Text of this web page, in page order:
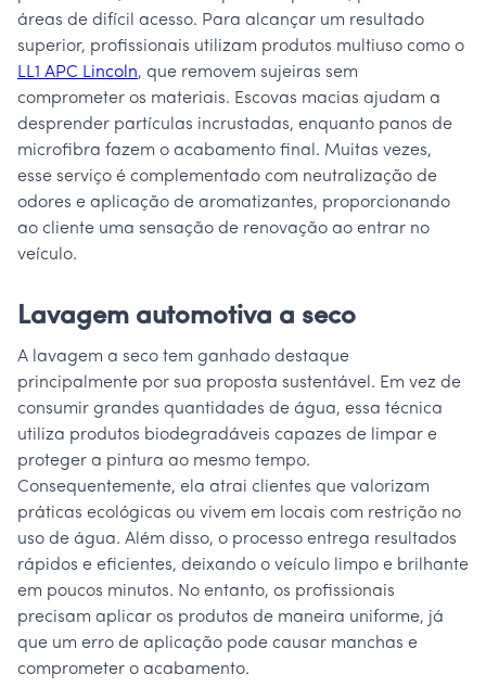
áreas de difícil acesso. Para alcançar um resultado
superior, profissionais utilizam produtos multiuso como o
LL1 APC Lincoln, que removem sujeiras sem
comprometer os materiais. Escovas macias ajudam a
desprender partículas incrustadas, enquanto panos de
microfibra fazem o acabamento final. Muitas vezes,
esse serviço é complementado com neutralização de
odores e aplicação de aromatizantes, proporcionando
ao cliente uma sensação de renovação ao entrar no
veículo.
Lavagem automotiva a seco
A lavagem a seco tem ganhado destaque
principalmente por sua proposta sustentável. Em vez de
consumir grandes quantidades de água, essa técnica
utiliza produtos biodegradáveis capazes de limpar e
proteger a pintura ao mesmo tempo.
Consequentemente, ela atrai clientes que valorizam
práticas ecológicas ou vivem em locais com restrição no
uso de água. Além disso, o processo entrega resultados
rápidos e eficientes, deixando o veículo limpo e brilhante
em poucos minutos. No entanto, os profissionais
precisam aplicar os produtos de maneira uniforme, já
que um erro de aplicação pode causar manchas e
comprometer o acabamento.